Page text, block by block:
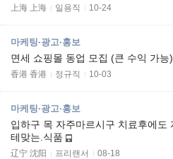
上海 上海 일용직 10-24
마케팅·광고·홍보
면세 쇼핑몰 동업 모집 (큰 수익 가능)
香港 香港 정규직 10-03
마케팅·광고·홍보
입하구 목 자주마르시구 치료후에도 자주층치생기는 분한
테맞는.식품
辽宁 沈阳 프리랜서 08-18